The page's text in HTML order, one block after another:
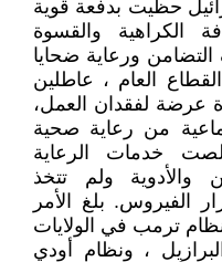
حظيت بدفعة قوية
الكراهية والقسوة
ورعاية ضحايا
العام ، عاطلين
عرضة لفقدان العمل،
من رعاية صحية
قلصت خدمات الرعاية
والأدوية ولم تتخذ
الفيروس. بلغ الأمر
ترمب في الولايات
، ونظام أودي